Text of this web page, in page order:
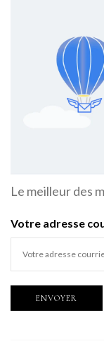
Le meilleur des
Votre adresse